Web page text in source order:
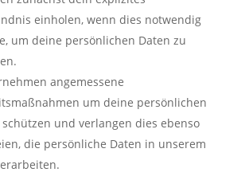
einholen, wenn dies notwendig
um deine persönlichen Daten zu
angemessene
um deine persönlichen
schützen und verlangen dies ebenso
die persönliche Daten in unserem